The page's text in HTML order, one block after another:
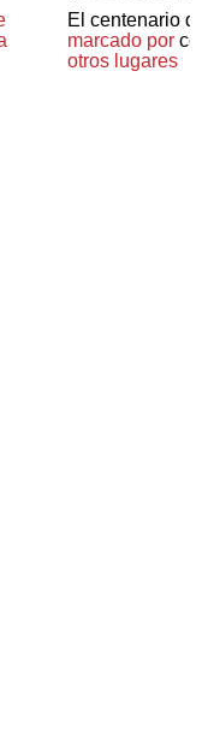
El centenario
marcado por
otros lugares